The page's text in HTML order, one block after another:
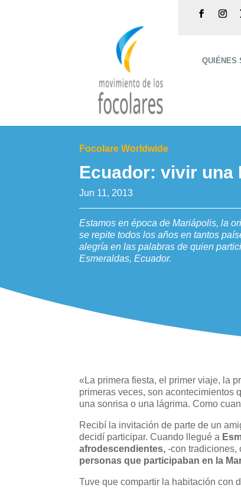
QUIÉNES
Focolare Worldwide
Ecuador: vivir una
Jun 11, 2013
Estamos en época de Mariápolis, la
se repite todos los años en tantos
alegría en las palabras de quien
Esmeraldas, Ecuador.
«La primera fiesta, el primer viaje, la
primeras veces, son acontecimientos
una sonrisa o una lágrima. Como
Recibí la invitación de parte de un
decidí participar. Cuando llegué a
afrodescendientes, -con tradiciones,
personas que participaban en la
Tuve que compartir la habitación con